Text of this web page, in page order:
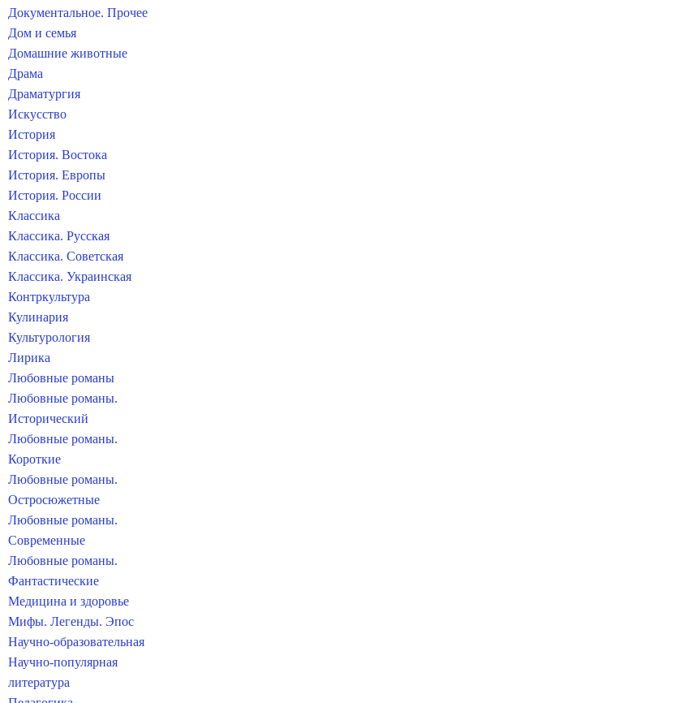
Документальное. Прочее
Дом и семья
Домашние животные
Драма
Драматургия
Искусство
История
История. Востока
История. Европы
История. России
Классика
Классика. Русская
Классика. Советская
Классика. Украинская
Контркультура
Кулинария
Культурология
Лирика
Любовные романы
Любовные романы.
Исторический
Любовные романы.
Короткие
Любовные романы.
Остросюжетные
Любовные романы.
Современные
Любовные романы.
Фантастические
Медицина и здоровье
Мифы. Легенды. Эпос
Научно-образовательная
Научно-популярная
литература